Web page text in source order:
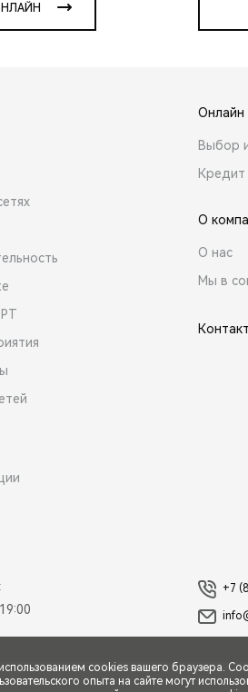
Онлайн
Выбор
Кредит
О
О нас
Мы в
+7
cookies вашего браузера.
опыта на сайте могут